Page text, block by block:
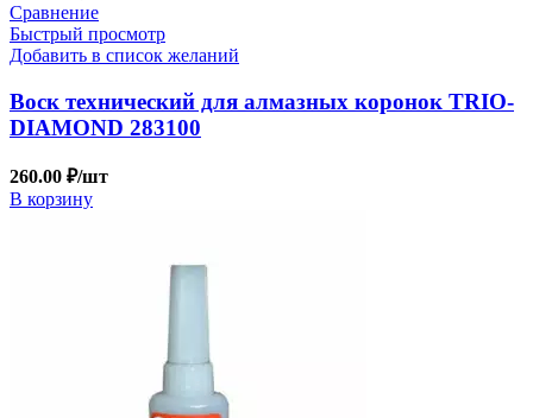
Сравнение
Быстрый просмотр
Добавить в список желаний
Воск технический для алмазных коронок TRIO-
DIAMOND 283100
260.00 ₽/шт
В корзину